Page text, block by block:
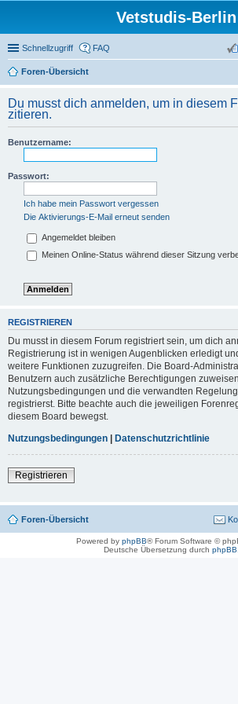
Vetstudis-Berlin
Schnellzugriff FAQ
Foren-Übersicht
Du musst dich anmelden, um in diesem
zitieren.
Benutzername:
Passwort:
Ich habe mein Passwort vergessen
Die Aktivierungs-E-Mail erneut senden
Angemeldet bleiben
Meinen Online-Status während dieser Sitzung
REGISTRIEREN
Du musst in diesem Forum registriert sein, um dich
Registrierung ist in wenigen Augenblicken erledigt
weitere Funktionen zuzugreifen. Die Board-
Benutzern auch zusätzliche Berechtigungen
Nutzungsbedingungen und die verwandten
registrierst. Bitte beachte auch die jeweiligen
diesem Board bewegst.
Nutzungsbedingungen | Datenschutzrichtlinie
Registrieren
Foren-Übersicht
Powered by phpBB® Forum Software ©
Deutsche Übersetzung durch